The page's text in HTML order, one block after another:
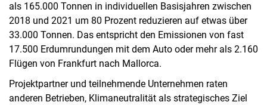
als 165.000 Tonnen in individuellen Basisjahren zwischen
2018 und 2021 um 80 Prozent reduzieren auf etwas über
33.000 Tonnen. Das entspricht den Emissionen von fast
17.500 Erdumrundungen mit dem Auto oder mehr als 2.160
Flügen von Frankfurt nach Mallorca.
Projektpartner und teilnehmende Unternehmen raten
anderen Betrieben, Klimaneutralität als strategisches Ziel